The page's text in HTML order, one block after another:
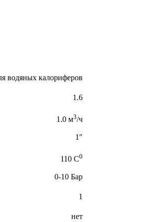
водяных калориферов
1.6
1.0 м3/ч
1″
110 C0
0-10 Бар
1
нет